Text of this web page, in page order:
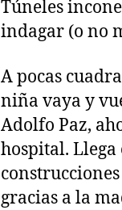
Túneles
indagar (o no
A pocas
niña vaya y
Adolfo Paz,
hospital. Llega
gracias a la